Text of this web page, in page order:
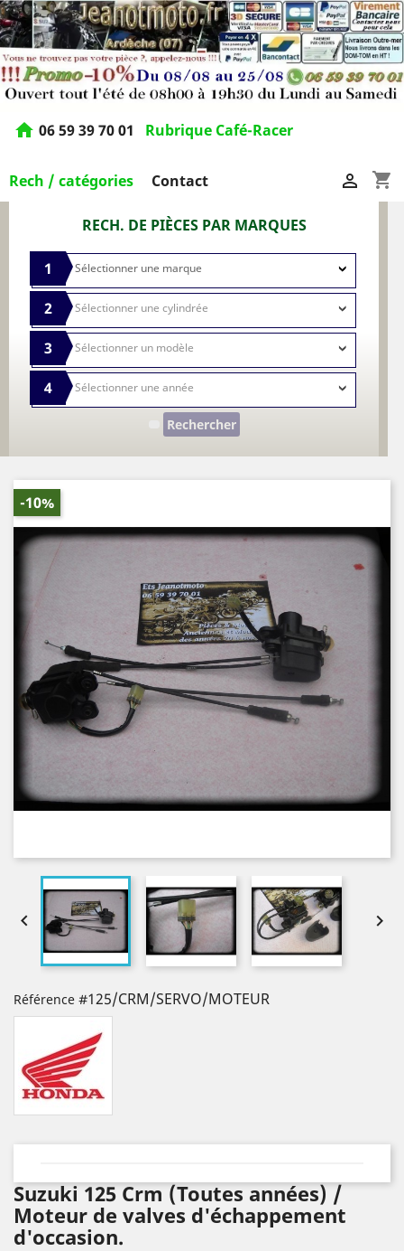
home 06 59 39 70 01 Rubrique Café-Racer
Rech / catégories Contact shopping_cart

RECH. DE PIÈCES PAR MARQUES
1
2
3
4
Rechercher
-10%
 
Référence #125/CRM/SERVO/MOTEUR
Suzuki 125 Crm (Toutes années) /
Moteur de valves d'échappement
d'occasion.